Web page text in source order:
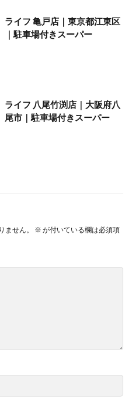
ライフ 亀戸店｜東京都江東区
｜駐車場付きスーパー
ライフ 八尾竹渕店｜大阪府八
尾市｜駐車場付きスーパー
ません。 ※ が付いている欄は必須項